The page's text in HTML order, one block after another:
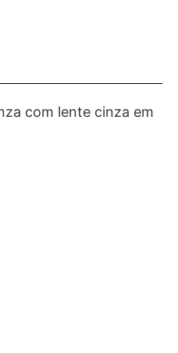
com lente cinza em